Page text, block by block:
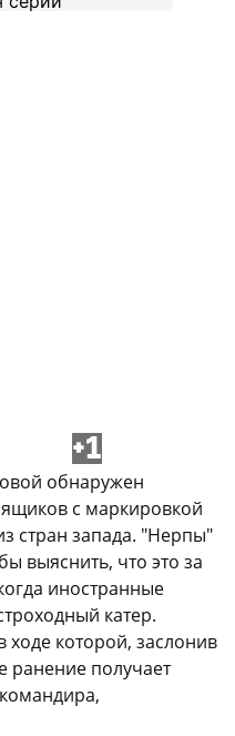
+1
обнаружен
с маркировкой
стран запада. "Нерпы"
выяснить, что это за
иностранные
катер.
ходе которой, заслонив
ранение получает